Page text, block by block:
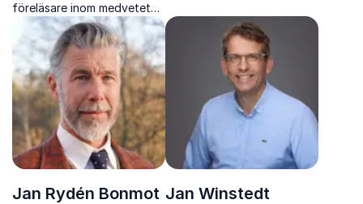
föreläsare inom medvetet
och medkännande ledarskap
med fokus på hållbar
prestation, psykologi och
mindfulness.
kommunikation som direkt
minskar stress och skapar
resultat i arbetsvardagen
Jan Rydén Bonmot Jan Winstedt